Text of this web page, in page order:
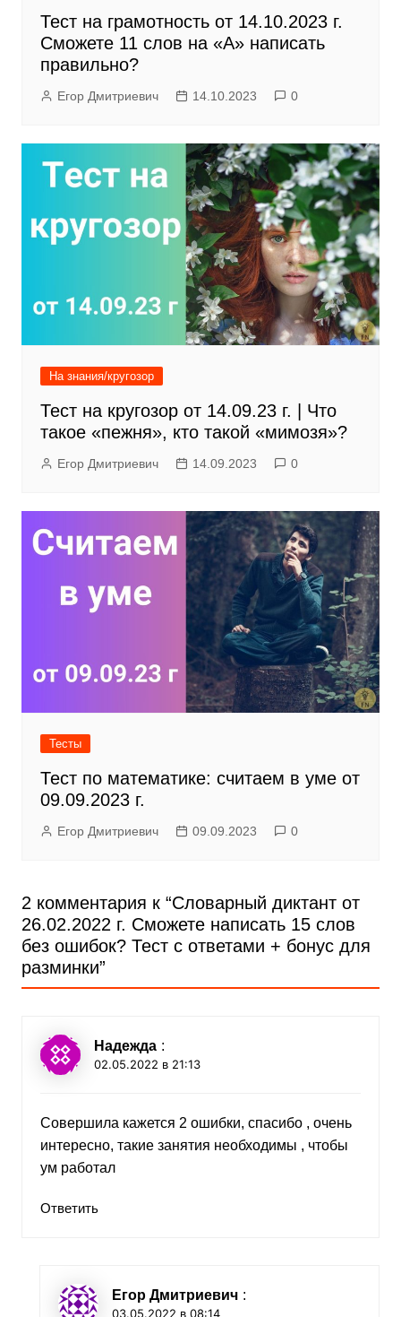
Тест на грамотность от 14.10.2023 г.
Сможете 11 слов на «А» написать
правильно?
Егор Дмитриевич 14.10.2023 0
На знания/кругозор
Тест на кругозор от 14.09.23 г. | Что
такое «пежня», кто такой «мимозя»?
Егор Дмитриевич 14.09.2023 0
Тесты
Тест по математике: считаем в уме от
09.09.2023 г.
Егор Дмитриевич 09.09.2023 0
2 комментария к “Словарный диктант от
26.02.2022 г. Сможете написать 15 слов
без ошибок? Тест с ответами + бонус для
разминки”
Надежда :
02.05.2022 в 21:13
Совершила кажется 2 ошибки, спасибо , очень
интересно, такие занятия необходимы , чтобы
ум работал
Ответить
Егор Дмитриевич :
03.05.2022 в 08:14